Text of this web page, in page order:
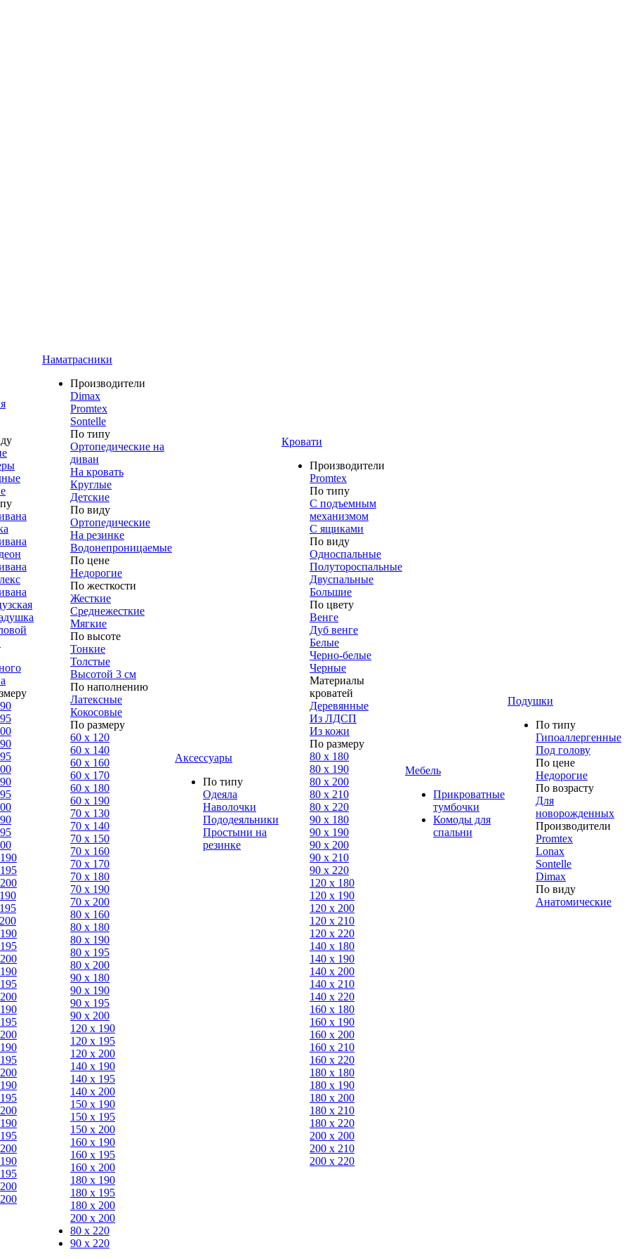
Наматрасники
Производители
Dimax
Promtex
Sontelle
По типу
Ортопедические на
диван
На кровать
Круглые
Детские
По виду
Ортопедические
На резинке
Водонепроницаемые
По цене
Недорогие
По жесткости
Жесткие
Среднежесткие
Мягкие
По высоте
Тонкие
Толстые
Высотой 3 см
По наполнению
Латексные
Кокосовые
По размеру
60 х 120
60 х 140
60 х 160
60 х 170
60 х 180
60 х 190
70 х 130
70 х 140
70 х 150
70 х 160
70 х 170
70 х 180
70 х 190
70 х 200
80 х 160
80 х 180
80 x 190
80 х 195
80 х 200
90 х 180
90 х 190
90 х 195
90 х 200
120 х 190
120 х 195
120 х 200
140 х 190
140 х 195
140 х 200
150 х 190
150 х 195
150 х 200
160 х 190
160 х 195
160 х 200
180 х 190
180 х 195
180 х 200
200 х 200
80 x 220
90 x 220
Аксессуары
По типу
Одеяла
Наволочки
Пододеяльники
Простыни на
резинке
Кровати
Производители
Promtex
По типу
С подъемным
механизмом
С ящиками
По виду
Односпальные
Полутороспальные
Двуспальные
Большие
По цвету
Венге
Дуб венге
Белые
Черно-белые
Черные
Материалы
кроватей
Деревянные
Из ЛДСП
Из кожи
По размеру
80 x 180
80 x 190
80 x 200
80 x 210
80 x 220
90 x 180
90 х 190
90 х 200
90 x 210
90 x 220
120 x 180
120 х 190
120 х 200
120 x 210
120 x 220
140 x 180
140 х 190
140 х 200
140 x 210
140 x 220
160 x 180
160 х 190
160 х 200
160 x 210
160 x 220
180 x 180
180 х 190
180 х 200
180 x 210
180 x 220
200 х 200
200 x 210
200 x 220
Мебель
Прикроватные
тумбочки
Комоды для
спальни
Подушки
По типу
Гипоаллергенные
Под голову
По цене
Недорогие
По возрасту
Для
новорожденных
Производители
Promtex
Lonax
Sontelle
Dimax
По виду
Анатомические